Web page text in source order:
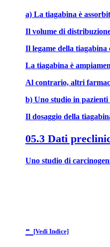
a) La tiagabina è
Il volume di
Il legame della tiagabina
La tiagabina è
Al contrario, altri
b) Uno studio in
Il dosaggio della
05.3 Dati
Uno studio di
- [Vedi Indice]